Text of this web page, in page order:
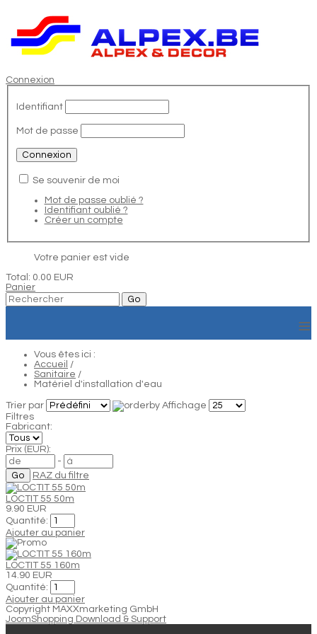
Connexion
Identifiant
Mot de passe
Se souvenir de moi
Mot de passe oublié ?
Identifiant oublié ?
Créer un compte
Votre panier est vide
Total: 0.00 EUR
Panier
≡
Vous êtes ici :
Accueil /
Sanitaire /
Matériel d'installation d'eau
Trier par
Affichage
Filtres
Fabricant:
Prix (EUR):
-
RAZ du filtre
LOCTIT 55 50m
9.90 EUR
Quantité:
Ajouter au panier
LOCTIT 55 160m
14.90 EUR
Quantité:
Ajouter au panier
Copyright MAXXmarketing GmbH
JoomShopping Download & Support